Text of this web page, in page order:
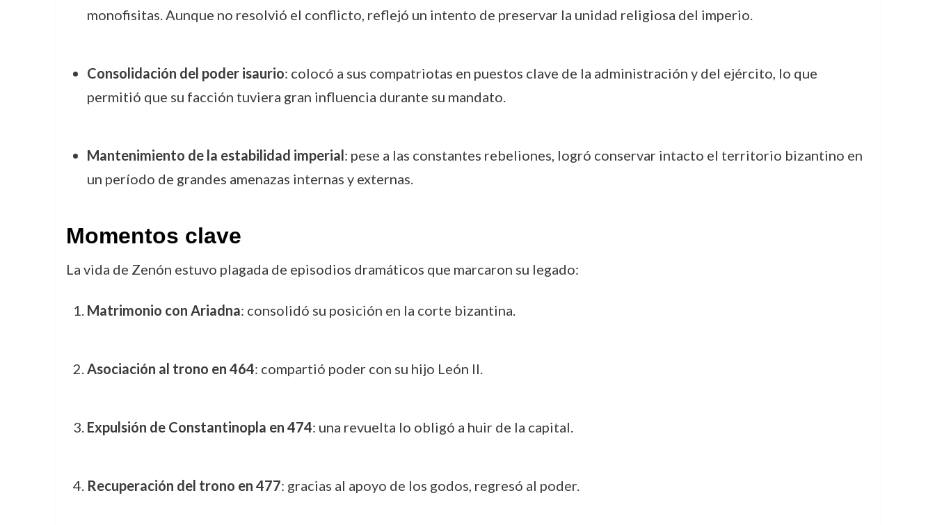
monofisitas. Aunque no resolvió el conflicto, reflejó un intento de preservar la unidad religiosa del imperio.
Consolidación del poder isaurio: colocó a sus compatriotas en puestos clave de la administración y del ejército, lo que
permitió que su facción tuviera gran influencia durante su mandato.
Mantenimiento de la estabilidad imperial: pese a las constantes rebeliones, logró conservar intacto el territorio bizantino en
un período de grandes amenazas internas y externas.
Momentos clave
La vida de Zenón estuvo plagada de episodios dramáticos que marcaron su legado:
Matrimonio con Ariadna: consolidó su posición en la corte bizantina.
Asociación al trono en 464: compartió poder con su hijo León II.
Expulsión de Constantinopla en 474: una revuelta lo obligó a huir de la capital.
Recuperación del trono en 477: gracias al apoyo de los godos, regresó al poder.